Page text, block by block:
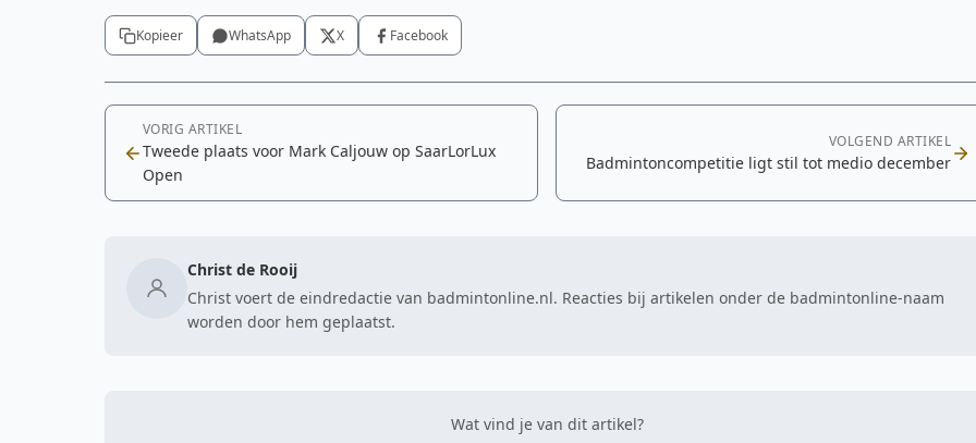
Kopieer WhatsApp X Facebook
VORIG ARTIKEL
Tweede plaats voor Mark Caljouw op SaarLorLux
Open
VOLGEND ARTIKEL
Badmintoncompetitie ligt stil tot medio december
Christ de Rooij
Christ voert de eindredactie van badmintonline.nl. Reacties bij artikelen onder de badmintonline-naam
worden door hem geplaatst.
Wat vind je van dit artikel?